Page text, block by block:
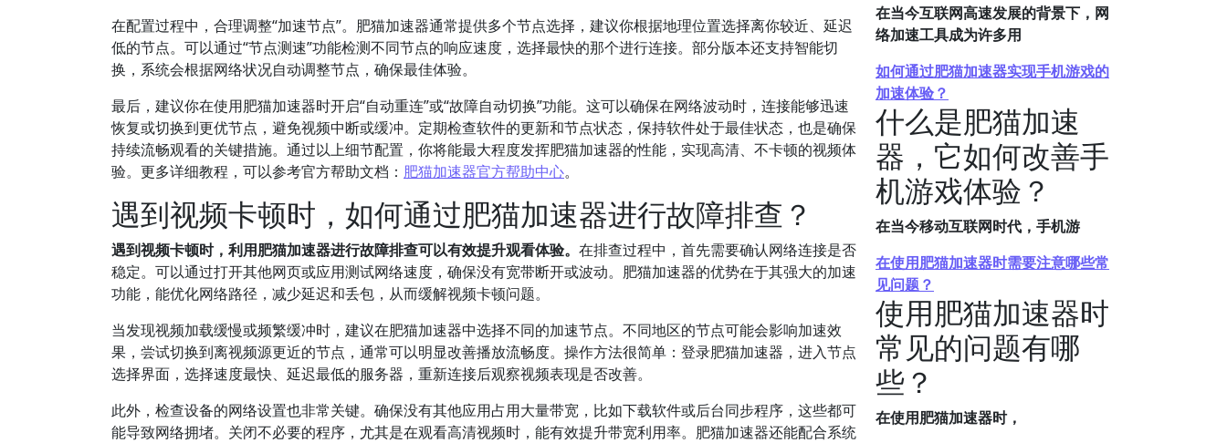
在配置过程中，合理调整“加速节点”。肥猫加速器通常提供多个节点选择，建议你根据地理位置选择离你较近、延迟
低的节点。可以通过“节点测速”功能检测不同节点的响应速度，选择最快的那个进行连接。部分版本还支持智能切
换，系统会根据网络状况自动调整节点，确保最佳体验。
最后，建议你在使用肥猫加速器时开启“自动重连”或“故障自动切换”功能。这可以确保在网络波动时，连接能够迅速
恢复或切换到更优节点，避免视频中断或缓冲。定期检查软件的更新和节点状态，保持软件处于最佳状态，也是确保
持续流畅观看的关键措施。通过以上细节配置，你将能最大程度发挥肥猫加速器的性能，实现高清、不卡顿的视频体
验。更多详细教程，可以参考官方帮助文档： 肥猫加速器官方帮助中心。
遇到视频卡顿时，如何通过肥猫加速器进行故障排查？
遇到视频卡顿时，利用肥猫加速器进行故障排查可以有效提升观看体验。 在排查过程中，首先需要确认网络连接是否
稳定。可以通过打开其他网页或应用测试网络速度，确保没有宽带断开或波动。肥猫加速器的优势在于其强大的加速
功能，能优化网络路径，减少延迟和丢包，从而缓解视频卡顿问题。
当发现视频加载缓慢或频繁缓冲时，建议在肥猫加速器中选择不同的加速节点。不同地区的节点可能会影响加速效
果，尝试切换到离视频源更近的节点，通常可以明显改善播放流畅度。操作方法很简单：登录肥猫加速器，进入节点
选择界面，选择速度最快、延迟最低的服务器，重新连接后观察视频表现是否改善。
此外，检查设备的网络设置也非常关键。确保没有其他应用占用大量带宽，比如下载软件或后台同步程序，这些都可
能导致网络拥堵。关闭不必要的程序，尤其是在观看高清视频时，能有效提升带宽利用率。肥猫加速器还能配合系统
在当今互联网高速发展的背景下，网
络加速工具成为许多用
如何通过肥猫加速器实现手机游戏的
加速体验？
什么是肥猫加速
器，它如何改善手
机游戏体验？
在当今移动互联网时代，手机游
在使用肥猫加速器时需要注意哪些常
见问题？
使用肥猫加速器时
常见的问题有哪
些？
在使用肥猫加速器时，